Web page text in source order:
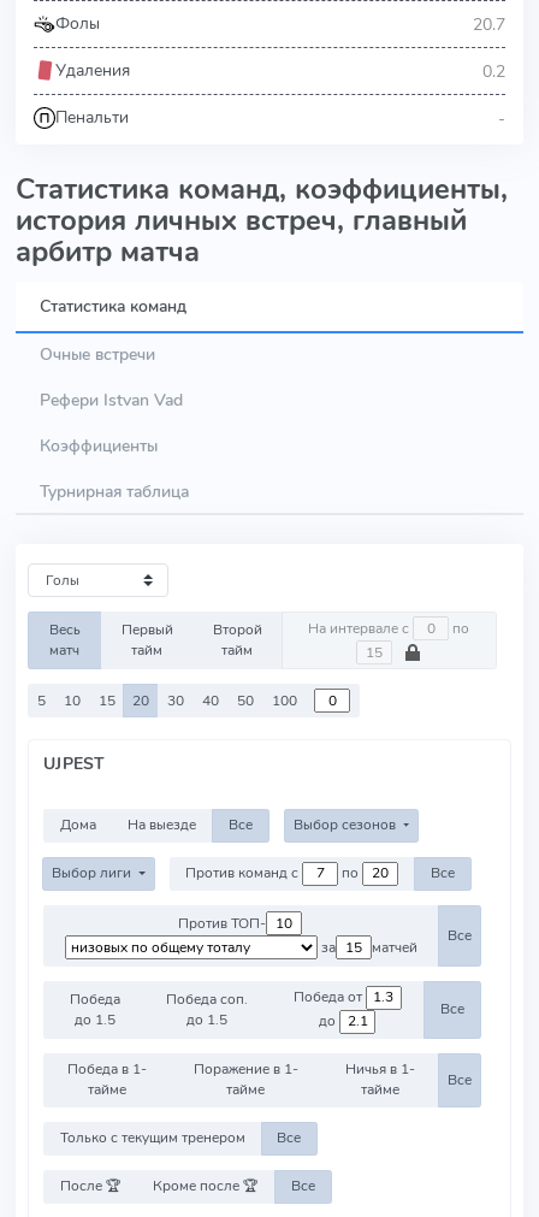
Фолы 20.7
Удаления 0.2
Пенальти -
Статистика команд, коэффициенты,
история личных встреч, главный
арбитр матча
Статистика команд
Очные встречи
Рефери Istvan Vad
Коэффициенты
Турнирная таблица
Весь
матч
Первый
тайм
Второй
тайм
На интервале с по
5 10 15 20 30 40 50 100
UJPEST
Дома На выезде Все Выбор сезонов
Выбор лиги Против команд с по Все
Против ТОП-
за
матчей
Все
Победа
до 1.5
Победа соп.
до 1.5
Победа от
до
Все
Победа в 1-
тайме
Поражение в 1-
тайме
Ничья в 1-
тайме
Все
Только с текущим тренером Все
После 🏆 Кроме после 🏆 Все